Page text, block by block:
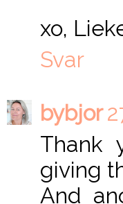
xo,
Svar
bybjor
Thank
giving
And